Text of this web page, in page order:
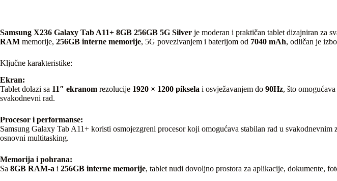
Samsung X236 Galaxy Tab A11+ 8GB 256GB 5G Silver je moderan i praktičan tablet dizajniran za
RAM memorije, 256GB interne memorije, 5G povezivanjem i baterijom od 7040 mAh, odličan je
Ključne karakteristike:
Ekran:
Tablet dolazi sa 11″ ekranom rezolucije 1920 × 1200 piksela i osvježavanjem do 90Hz, što
svakodnevni rad.
Procesor i performanse:
Samsung Galaxy Tab A11+ koristi osmojezgreni procesor koji omogućava stabilan rad u
osnovni multitasking.
Memorija i pohrana:
Sa 8GB RAM-a i 256GB interne memorije, tablet nudi dovoljno prostora za aplikacije, dokumente,